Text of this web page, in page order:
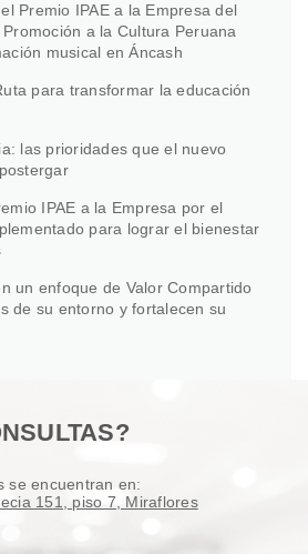
Premio IPAE a la Empresa del
a la Cultura Peruana
musical en Áncash
para transformar la educación
las prioridades que el nuevo
IPAE a la Empresa por el
para lograr el bienestar
un enfoque de Valor Compartido
de su entorno y fortalecen su
se encuentran en:
151, piso 7, Miraflores